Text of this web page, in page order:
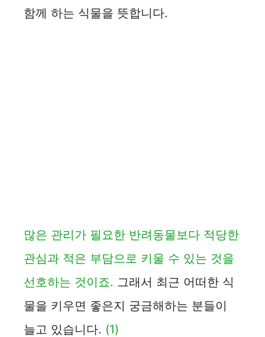
함께 하는 식물을 뜻합니다.
많은 관리가 필요한 반려동물보다 적당한
관심과 적은 부담으로 키울 수 있는 것을
선호하는 것이죠. 그래서 최근 어떠한 식
물을 키우면 좋은지 궁금해하는 분들이
늘고 있습니다. (1)